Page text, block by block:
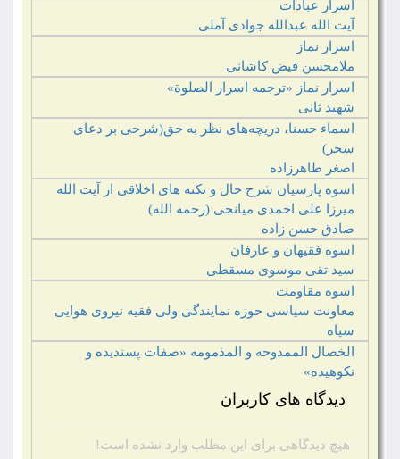
اسرار عبادات
آیت الله عبدالله جوادی آملی
اسرار نماز
ملامحسن فیض کاشانی‏
اسرار نماز «ترجمه اسرار الصلوة»
شهید ثانی
اسماء حسنا، دریچه‌های نظر به حق(شرحی بر دعای
سحر)
اصغر طاهرزاده
اسوه پارسیان شرح حال و نکته های اخلاقی از آیت الله
میرزا علی احمدی میانجی (رحمه الله)
صادق حسن زاده‏
اسوه فقیهان و عارفان
سید تقی موسوی مسقطی
اسوه مقاومت
معاونت سیاسی حوزه نمایندگی ولی فقیه نیروی هوایی
سپاه
الخصال الممدوحه و المذمومه «صفات پسندیده و
نکوهیده»
دیدگاه های کاربران
هیچ دیدگاهی برای این مطلب وارد نشده است!